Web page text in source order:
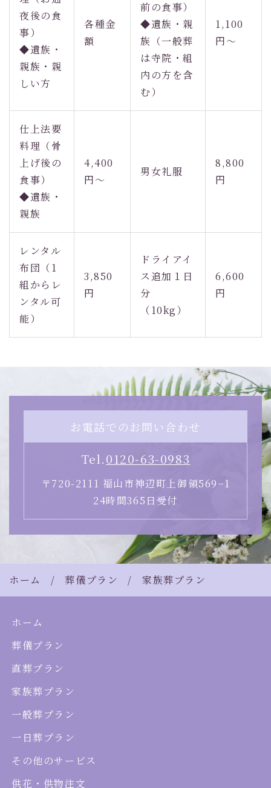
夜後の食
事）
◆遺族・
親族・親
しい方
各種金
額
前の食事）
◆遺族・親
族（一般葬
は寺院・組
内の方を含
む）
1,100
円〜
仕上法要
料理（骨
上げ後の
食事）
◆遺族・
親族
4,400
円〜
男女礼服
8,800
円
レンタル
布団（1
組からレ
ンタル可
能）
3,850
円
ドライアイ
ス追加１日
分
（10kg）
6,600
円
お電話でのお問い合わせ
Tel.0120-63-0983
〒720-2111 福山市神辺町上御領569−1
24時間365日受付
ホーム 葬儀プラン 家族葬プラン
ホーム
葬儀プラン
直葬プラン
家族葬プラン
一般葬プラン
一日葬プラン
その他のサービス
供花・供物注文